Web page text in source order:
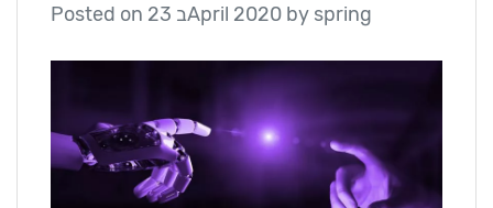
Posted on 23 בApril 2020by spring